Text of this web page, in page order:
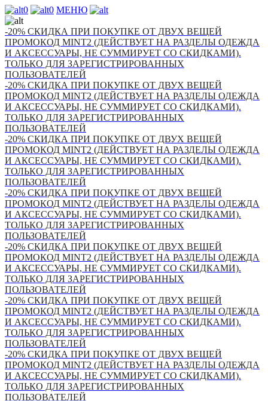
0 0 МЕНЮ
-20% СКИДКА ПРИ ПОКУПКЕ ОТ ДВУХ ВЕЩЕЙ
ПРОМОКОД MINT2 (ДЕЙСТВУЕТ НА РАЗДЕЛЫ ОДЕЖДА
И АКСЕССУАРЫ, НЕ СУММИРУЕТ СО СКИДКАМИ).
ТОЛЬКО ДЛЯ ЗАРЕГИСТРИРОВАННЫХ
ПОЛЬЗОВАТЕЛЕЙ
-20% СКИДКА ПРИ ПОКУПКЕ ОТ ДВУХ ВЕЩЕЙ
ПРОМОКОД MINT2 (ДЕЙСТВУЕТ НА РАЗДЕЛЫ ОДЕЖДА
И АКСЕССУАРЫ, НЕ СУММИРУЕТ СО СКИДКАМИ).
ТОЛЬКО ДЛЯ ЗАРЕГИСТРИРОВАННЫХ
ПОЛЬЗОВАТЕЛЕЙ
-20% СКИДКА ПРИ ПОКУПКЕ ОТ ДВУХ ВЕЩЕЙ
ПРОМОКОД MINT2 (ДЕЙСТВУЕТ НА РАЗДЕЛЫ ОДЕЖДА
И АКСЕССУАРЫ, НЕ СУММИРУЕТ СО СКИДКАМИ).
ТОЛЬКО ДЛЯ ЗАРЕГИСТРИРОВАННЫХ
ПОЛЬЗОВАТЕЛЕЙ
-20% СКИДКА ПРИ ПОКУПКЕ ОТ ДВУХ ВЕЩЕЙ
ПРОМОКОД MINT2 (ДЕЙСТВУЕТ НА РАЗДЕЛЫ ОДЕЖДА
И АКСЕССУАРЫ, НЕ СУММИРУЕТ СО СКИДКАМИ).
ТОЛЬКО ДЛЯ ЗАРЕГИСТРИРОВАННЫХ
ПОЛЬЗОВАТЕЛЕЙ
-20% СКИДКА ПРИ ПОКУПКЕ ОТ ДВУХ ВЕЩЕЙ
ПРОМОКОД MINT2 (ДЕЙСТВУЕТ НА РАЗДЕЛЫ ОДЕЖДА
И АКСЕССУАРЫ, НЕ СУММИРУЕТ СО СКИДКАМИ).
ТОЛЬКО ДЛЯ ЗАРЕГИСТРИРОВАННЫХ
ПОЛЬЗОВАТЕЛЕЙ
-20% СКИДКА ПРИ ПОКУПКЕ ОТ ДВУХ ВЕЩЕЙ
ПРОМОКОД MINT2 (ДЕЙСТВУЕТ НА РАЗДЕЛЫ ОДЕЖДА
И АКСЕССУАРЫ, НЕ СУММИРУЕТ СО СКИДКАМИ).
ТОЛЬКО ДЛЯ ЗАРЕГИСТРИРОВАННЫХ
ПОЛЬЗОВАТЕЛЕЙ
-20% СКИДКА ПРИ ПОКУПКЕ ОТ ДВУХ ВЕЩЕЙ
ПРОМОКОД MINT2 (ДЕЙСТВУЕТ НА РАЗДЕЛЫ ОДЕЖДА
И АКСЕССУАРЫ, НЕ СУММИРУЕТ СО СКИДКАМИ).
ТОЛЬКО ДЛЯ ЗАРЕГИСТРИРОВАННЫХ
ПОЛЬЗОВАТЕЛЕЙ